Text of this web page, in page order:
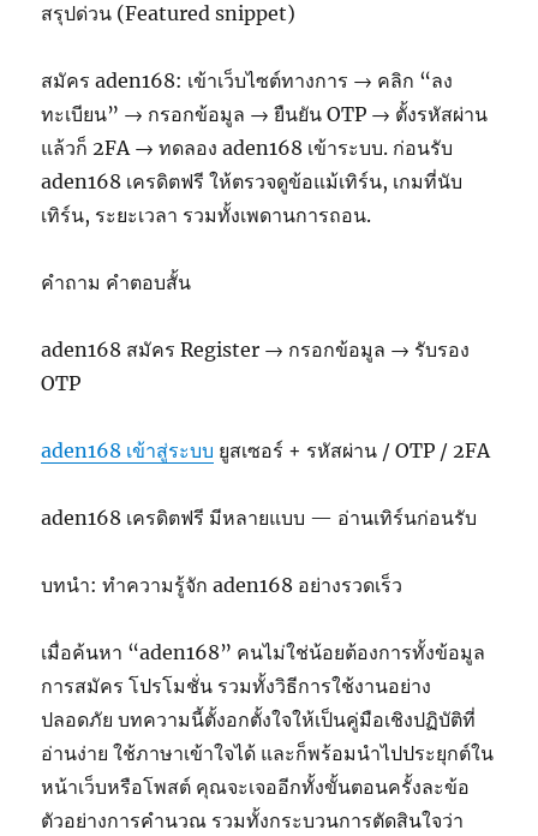
สรุปด่วน (Featured snippet)
สมัคร aden168: เข้าเว็บไซต์ทางการ → คลิก “ลง
ทะเบียน” → กรอกข้อมูล → ยืนยัน OTP → ตั้งรหัสผ่าน
แล้วก็ 2FA → ทดลอง aden168 เข้าระบบ. ก่อนรับ
aden168 เครดิตฟรี ให้ตรวจดูข้อแม้เทิร์น, เกมที่นับ
เทิร์น, ระยะเวลา รวมทั้งเพดานการถอน.
คำถาม คำตอบสั้น
aden168 สมัคร Register → กรอกข้อมูล → รับรอง
OTP
aden168 เข้าสู่ระบบ ยูสเซอร์ + รหัสผ่าน / OTP / 2FA
aden168 เครดิตฟรี มีหลายแบบ — อ่านเทิร์นก่อนรับ
บทนำ: ทำความรู้จัก aden168 อย่างรวดเร็ว
เมื่อค้นหา “aden168” คนไม่ใช่น้อยต้องการทั้งข้อมูล
การสมัคร โปรโมชั่น รวมทั้งวิธีการใช้งานอย่าง
ปลอดภัย บทความนี้ตั้งอกตั้งใจให้เป็นคู่มือเชิงปฏิบัติที่
อ่านง่าย ใช้ภาษาเข้าใจได้ และก็พร้อมนำไปประยุกต์ใน
หน้าเว็บหรือโพสต์ คุณจะเจออีกทั้งขั้นตอนครั้งละข้อ
ตัวอย่างการคำนวณ รวมทั้งกระบวนการตัดสินใจว่า